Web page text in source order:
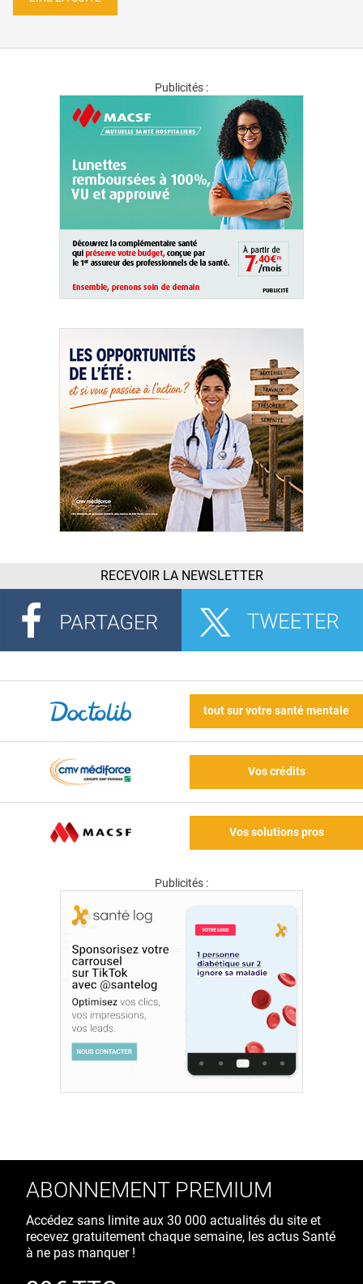
Publicités :
RECEVOIR LA NEWSLETTER
tout sur votre santé mentale
Vos crédits
Vos solutions pros
Publicités :
ABONNEMENT PREMIUM
Accédez sans limite aux 30 000 actualités du site et
recevez gratuitement chaque semaine, les actus Santé
à ne pas manquer !